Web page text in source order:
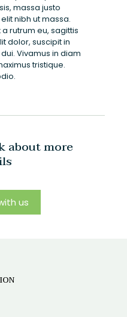
massa justo
nibh ut massa.
rutrum eu, sagittis
dolor, suscipit in
Vivamus in diam
tristique.
about more
us